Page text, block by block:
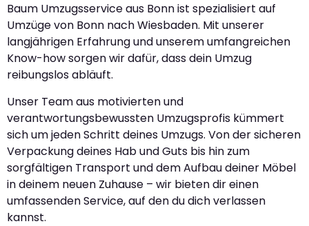
Baum Umzugsservice aus Bonn ist spezialisiert auf
Umzüge von Bonn nach Wiesbaden. Mit unserer
langjährigen Erfahrung und unserem umfangreichen
Know-how sorgen wir dafür, dass dein Umzug
reibungslos abläuft.
Unser Team aus motivierten und
verantwortungsbewussten Umzugsprofis kümmert
sich um jeden Schritt deines Umzugs. Von der sicheren
Verpackung deines Hab und Guts bis hin zum
sorgfältigen Transport und dem Aufbau deiner Möbel
in deinem neuen Zuhause – wir bieten dir einen
umfassenden Service, auf den du dich verlassen
kannst.